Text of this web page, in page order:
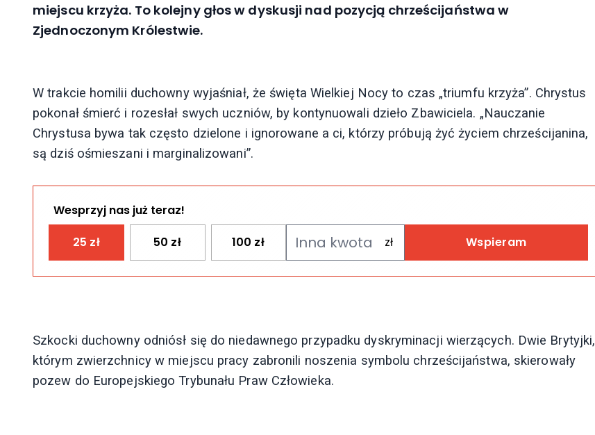
miejscu krzyża. To kolejny głos w dyskusji nad pozycją chrześcijaństwa w
Zjednoczonym Królestwie.
W trakcie homilii duchowny wyjaśniał, że święta Wielkiej Nocy to czas „triumfu krzyża”. Chrystus
pokonał śmierć i rozesłał swych uczniów, by kontynuowali dzieło Zbawiciela. „Nauczanie
Chrystusa bywa tak często dzielone i ignorowane a ci, którzy próbują żyć życiem chrześcijanina,
są dziś ośmieszani i marginalizowani”.
Wesprzyj nas już teraz!
25 zł 50 zł 100 zł Wspieram
Szkocki duchowny odniósł się do niedawnego przypadku dyskryminacji wierzących. Dwie Brytyjki,
którym zwierzchnicy w miejscu pracy zabronili noszenia symbolu chrześcijaństwa, skierowały
pozew do Europejskiego Trybunału Praw Człowieka.